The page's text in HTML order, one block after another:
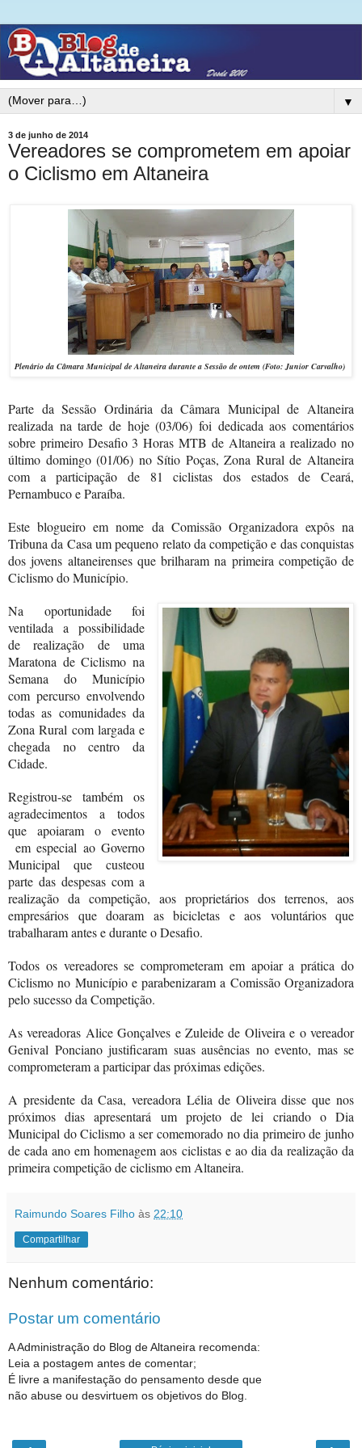
▼
3 de junho de 2014
Vereadores se comprometem em apoiar
o Ciclismo em Altaneira
Plenário da Câmara Municipal de Altaneira durante a Sessão de ontem (Foto: Junior Carvalho)
Parte da Sessão Ordinária da Câmara Municipal de Altaneira
realizada na tarde de hoje (03/06) foi dedicada aos comentários
sobre primeiro Desafio 3 Horas MTB de Altaneira a realizado no
último domingo (01/06) no Sítio Poças, Zona Rural de Altaneira
com a participação de 81 ciclistas dos estados de Ceará,
Pernambuco e Paraíba.
Este blogueiro em nome da Comissão Organizadora expôs na
Tribuna da Casa um pequeno relato da competição e das conquistas
dos jovens altaneirenses que brilharam na primeira competição de
Ciclismo do Município.
Na oportunidade foi
ventilada a possibilidade
de realização de uma
Maratona de Ciclismo na
Semana do Município
com percurso envolvendo
todas as comunidades da
Zona Rural com largada e
chegada no centro da
Cidade.
Registrou-se também os
agradecimentos a todos
que apoiaram o evento
em especial ao Governo
Municipal que custeou
parte das despesas com a
realização da competição, aos proprietários dos terrenos, aos
empresários que doaram as bicicletas e aos voluntários que
trabalharam antes e durante o Desafio.
Todos os vereadores se comprometeram em apoiar a prática do
Ciclismo no Município e parabenizaram a Comissão Organizadora
pelo sucesso da Competição.
As vereadoras Alice Gonçalves e Zuleide de Oliveira e o vereador
Genival Ponciano justificaram suas ausências no evento, mas se
comprometeram a participar das próximas edições.
A presidente da Casa, vereadora Lélia de Oliveira disse que nos
próximos dias apresentará um projeto de lei criando o Dia
Municipal do Ciclismo a ser comemorado no dia primeiro de junho
de cada ano em homenagem aos ciclistas e ao dia da realização da
primeira competição de ciclismo em Altaneira.
Raimundo Soares Filho às 22:10
Compartilhar
Nenhum comentário:
Postar um comentário
A Administração do Blog de Altaneira recomenda:
Leia a postagem antes de comentar;
É livre a manifestação do pensamento desde que
não abuse ou desvirtuem os objetivos do Blog.